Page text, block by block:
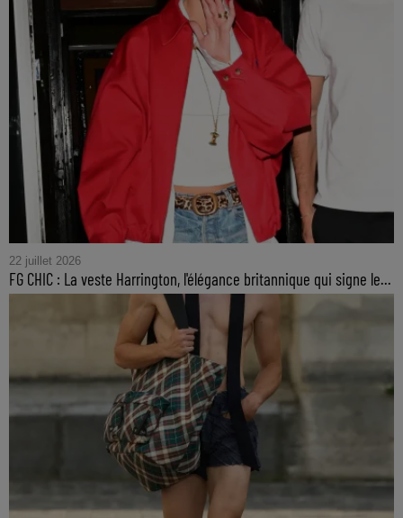
22 juillet 2026
FG CHIC : La veste Harrington, l'élégance britannique qui signe le...